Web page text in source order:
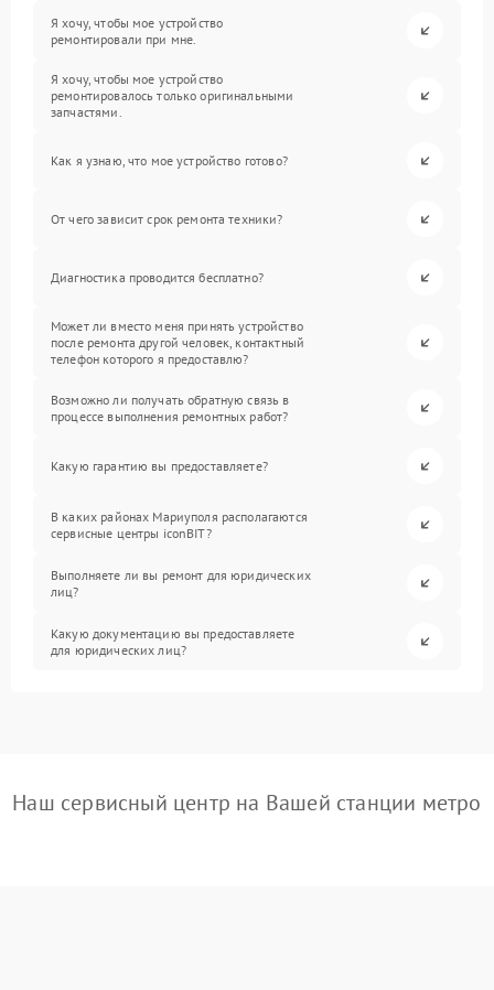
Я хочу, чтобы мое устройство
ремонтировали при мне.
Я хочу, чтобы мое устройство
ремонтировалось только оригинальными
запчастями.
Как я узнаю, что мое устройство готово?
От чего зависит срок ремонта техники?
Диагностика проводится бесплатно?
Может ли вместо меня принять устройство
после ремонта другой человек, контактный
телефон которого я предоставлю?
Возможно ли получать обратную связь в
процессе выполнения ремонтных работ?
Какую гарантию вы предоставляете?
В каких районах Мариуполя располагаются
сервисные центры iconBIT?
Выполняете ли вы ремонт для юридических
лиц?
Какую документацию вы предоставляете
для юридических лиц?
Наш сервисный центр на Вашей станции метро